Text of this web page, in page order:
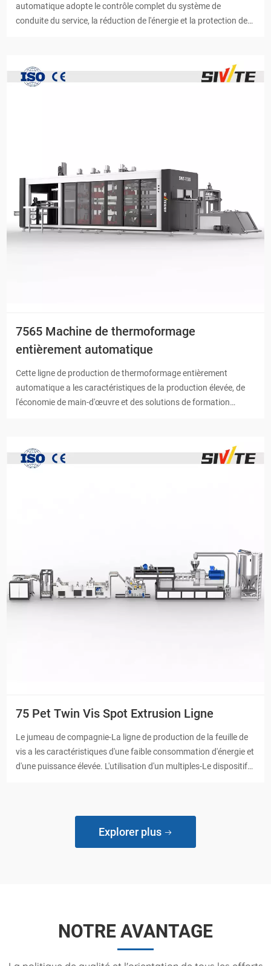
automatique adopte le contrôle complet du système de
conduite du service, la réduction de l'énergie et la protection de
7565 Machine de thermoformage
entièrement automatique
Cette ligne de production de thermoformage entièrement
automatique a les caractéristiques de la production élevée, de
l'économie de main-d'œuvre et des solutions de formation
75 Pet Twin Vis Spot Extrusion Ligne
Le jumeau de compagnie-La ligne de production de la feuille de
vis a les caractéristiques d'une faible consommation d'énergie et
d'une puissance élevée. L'utilisation d'un multiples-Le dispositif
Explorer plus
NOTRE AVANTAGE